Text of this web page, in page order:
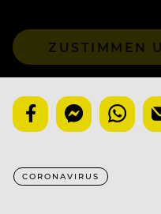
ZUSTIMMEN
CORONAVIRUS